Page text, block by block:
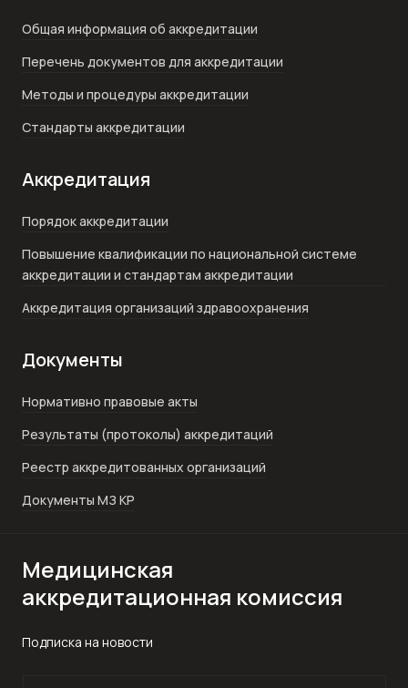
Общая информация об аккредитации
Перечень документов для аккредитации
Методы и процедуры аккредитации
Стандарты аккредитации
Аккредитация
Порядок аккредитации
Повышение квалификации по национальной системе
аккредитации и стандартам аккредитации
Аккредитация организаций здравоохранения
Документы
Нормативно правовые акты
Результаты (протоколы) аккредитаций
Реестр аккредитованных организаций
Документы МЗ КР
Медицинская
аккредитационная комиссия
Подписка на новости